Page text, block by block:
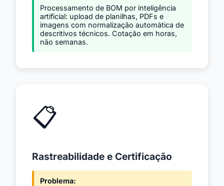
Processamento de BOM por inteligência
artificial: upload de planilhas, PDFs e
imagens com normalização automática de
descritivos técnicos. Cotação em horas,
não semanas.
📋
Rastreabilidade e Certificação
Problema: